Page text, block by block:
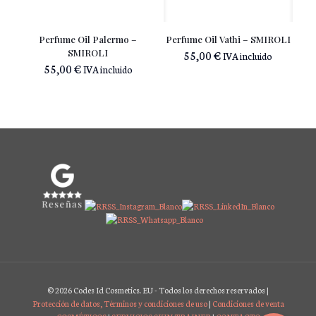
Perfume Oil Palermo –
SMIROLI
55,00€IVA incluido
Perfume Oil Vathi – SMIROLI
55,00€IVA incluido
© 2026 Codes Id Cosmetics. EU - Todos los derechos reservados |
Protección de datos, Términos y condiciones de uso| Condiciones de venta